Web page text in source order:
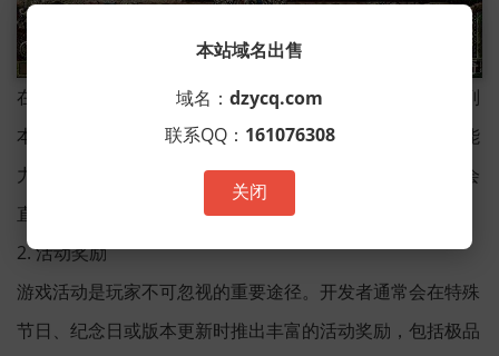
在单职业手游中，高级副本往往是极品神装的重要来源。副
本通常难度较大，需要玩家具备较高的战斗力和团队协作能
力。通过攻略副本，不仅能够收获高级装备材料，还有机会
直接获得极品神装。建议组队挑战，提高成功率和掉落率。
2. 活动奖励
游戏活动是玩家不可忽视的重要途径。开发者通常会在特殊
节日、纪念日或版本更新时推出丰富的活动奖励，包括极品
本站域名出售
域名： dzycq.com
联系QQ： 161076308
关闭